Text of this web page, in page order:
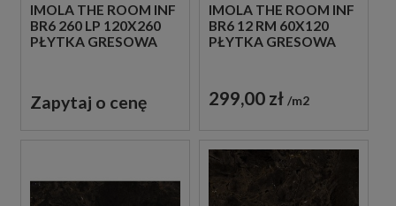
IMOLA THE ROOM INF
BR6 260 LP 120X260
PŁYTKA GRESOWA
Zapytaj o cenę
IMOLA THE ROOM INF
BR6 12 RM 60X120
PŁYTKA GRESOWA
299,00 zł m2